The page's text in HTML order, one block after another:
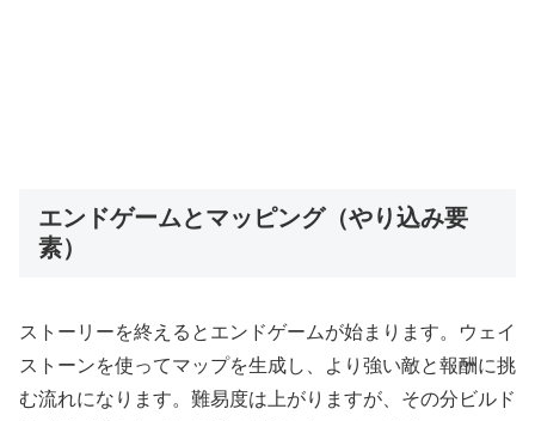
エンドゲームとマッピング（やり込み要
素）
ストーリーを終えるとエンドゲームが始まります。ウェイ
ストーンを使ってマップを生成し、より強い敵と報酬に挑
む流れになります。難易度は上がりますが、その分ビルド